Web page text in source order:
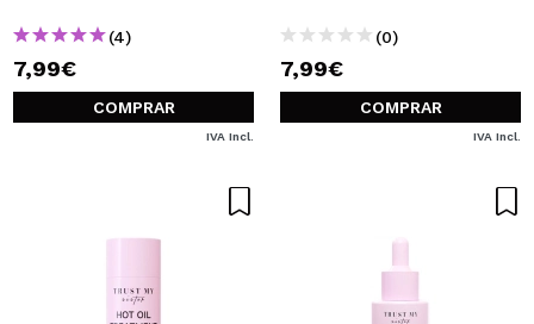
(4)
7,99€
COMPRAR
IVA Incl.
(0)
7,99€
COMPRAR
IVA Incl.